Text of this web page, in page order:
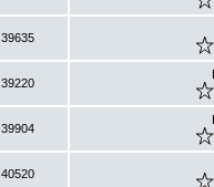
39635
39220
39904
40520